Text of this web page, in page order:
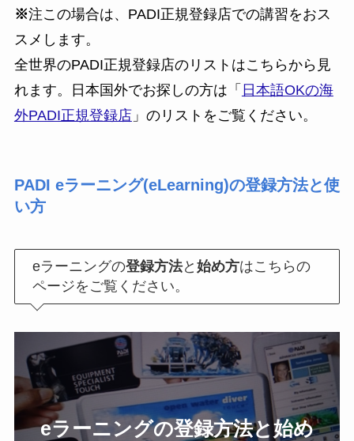
※注この場合は、PADI正規登録店での講習をおス
スメします。
全世界のPADI正規登録店のリストはこちらから見
れます。日本国外でお探しの方は「 日本語OKの海
外PADI正規登録店」のリストをご覧ください。
PADI eラーニング(eLearning)の登録方法と使
い方
eラーニングの登録方法と始め方はこちらの
ページをご覧ください。
eラーニングの登録方法と始め